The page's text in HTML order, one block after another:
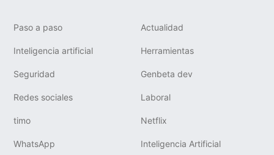
Paso a paso Actualidad
Inteligencia artificial Herramientas
Seguridad Genbeta dev
Redes sociales Laboral
timo Netflix
WhatsApp Inteligencia Artificial